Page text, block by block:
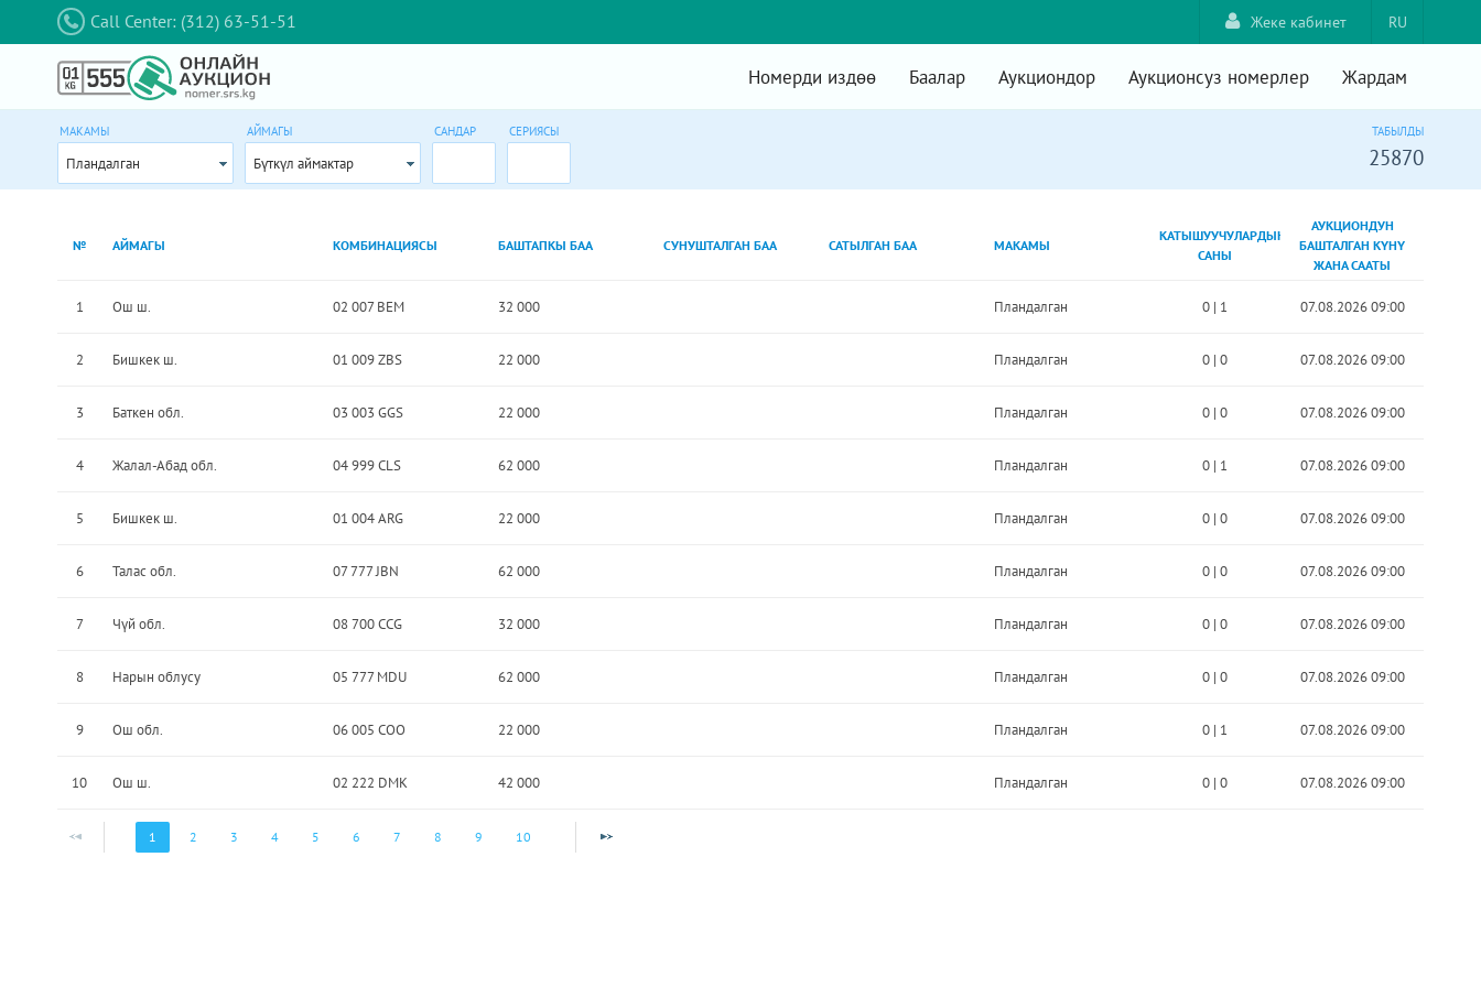
Call Center: (312) 63-51-51 RU
Жеке кабинет
Номерди издөө Баалар Аукциондор Аукционсуз номерлер Жардам
МАКАМЫ
Пландалган
АЙМАГЫ
Бүткүл аймактар
САНДАР СЕРИЯСЫ ТАБЫЛДЫ
25870
№ АЙМАГЫ КОМБИНАЦИЯСЫ БАШТАПКЫ БАА СУНУШТАЛГАН БАА САТЫЛГАН БАА МАКАМЫ
КАТЫШУУЧУЛАРДЫН
САНЫ
АУКЦИОНДУН
БАШТАЛГАН КҮНҮ
ЖАНА СААТЫ
1 Ош ш. 02 007 BEM 32 000 Пландалган 0| 1 07.08.2026 09:00
2 Бишкек ш. 01 009 ZBS 22 000 Пландалган 0| 0 07.08.2026 09:00
3 Баткен обл. 03 003 GGS 22 000 Пландалган 0| 0 07.08.2026 09:00
4 Жалал-Абад обл. 04 999 CLS 62 000 Пландалган 0| 1 07.08.2026 09:00
5 Бишкек ш. 01 004 ARG 22 000 Пландалган 0| 0 07.08.2026 09:00
6 Талас обл. 07 777 JBN 62 000 Пландалган 0| 0 07.08.2026 09:00
7 Чүй обл. 08 700 CCG 32 000 Пландалган 0| 0 07.08.2026 09:00
8 Нарын облусу 05 777 MDU 62 000 Пландалган 0| 0 07.08.2026 09:00
9 Ош обл. 06 005 COO 22 000 Пландалган 0| 1 07.08.2026 09:00
10 Ош ш. 02 222 DMK 42 000 Пландалган 0| 0 07.08.2026 09:00
1 2 3 4 5 6 7 8 9 10